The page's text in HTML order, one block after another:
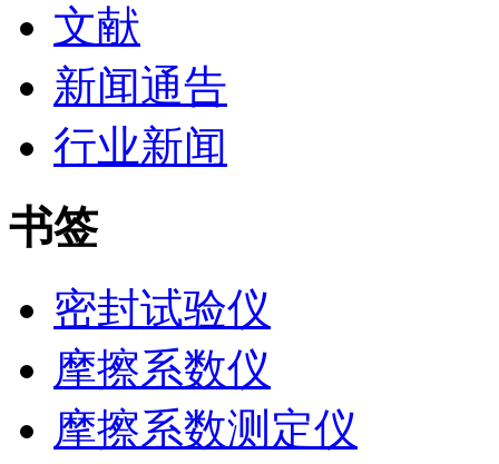
文献
新闻通告
行业新闻
书签
密封试验仪
摩擦系数仪
摩擦系数测定仪